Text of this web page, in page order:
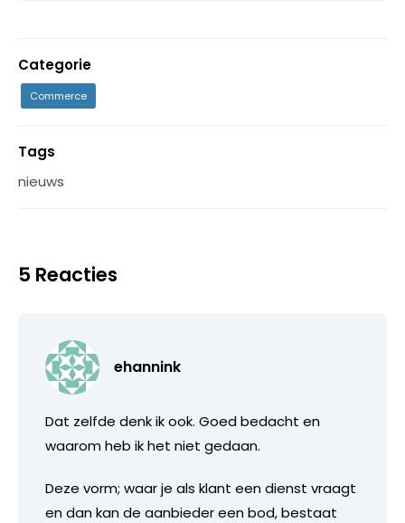
Categorie
Commerce
Tags
nieuws
5 Reacties
ehannink
Dat zelfde denk ik ook. Goed bedacht en
waarom heb ik het niet gedaan.
Deze vorm; waar je als klant een dienst vraagt
en dan kan de aanbieder een bod, bestaat